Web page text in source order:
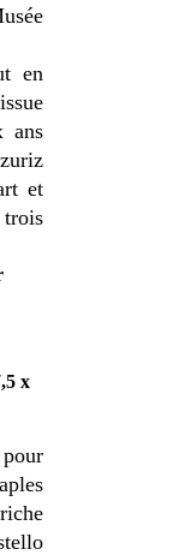
en
ans
et
x